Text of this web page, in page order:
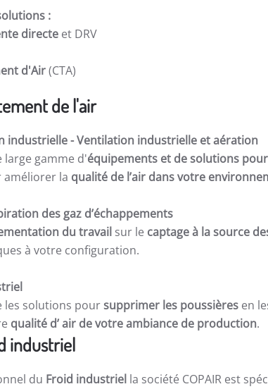
:
directe et DRV
d'Air(CTA)
de l'air
industrielle -Ventilation industrielle et aération
large gamme d'équipements et de solutions
améliorer la qualité de l’air dans votre
des gaz d’échappements
du travail sur le captage à la source
à votre configuration.
solutions poursupprimer les poussières en
qualité d’ air de votre ambiance de production.
industriel
du Froid industriel la société COPAIR est